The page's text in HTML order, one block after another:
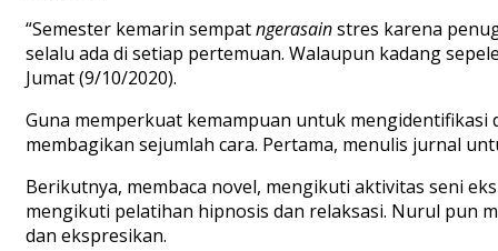
“Semester kemarin sempatngerasainstres karena
selalu ada di setiap pertemuan. Walaupun kadang
Jumat (9/10/2020).
Guna memperkuat kemampuan untuk
membagikan sejumlah cara. Pertama, menulis jurnal
Berikutnya, membaca novel, mengikuti aktivitas seni
mengikuti pelatihan hipnosis dan relaksasi. Nurul pun
dan ekspresikan.